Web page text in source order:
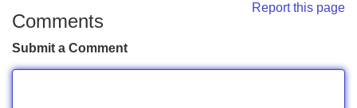
Report this page
Comments
Submit a Comment